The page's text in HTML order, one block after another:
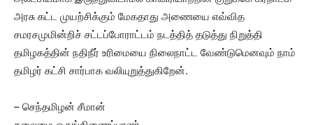
அரசு கட்ட முயற்சிக்கும் மேகதாது அணையை எவ்வித
சமரசமுமின்றிச் சட்டப்போராட்டம் நடத்தித் தடுத்து நிறுத்தி
தமிழகத்தின் நதிநீர் உரிமையை நிலைநாட்ட வேண்டுமெனவும் நாம்
தமிழர் கட்சி சார்பாக வலியுறுத்துகிறேன்.
– செந்தமிழன் சீமான்